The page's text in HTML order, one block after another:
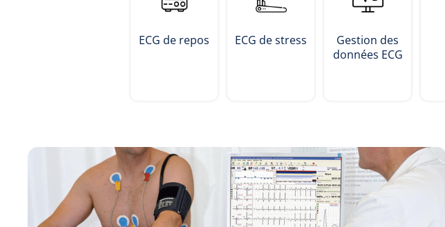
Hygiène & Désinfection
Soins d'incontinence
Soins des plaies
ECG de repos ECG de stress
Gestion des
données ECG